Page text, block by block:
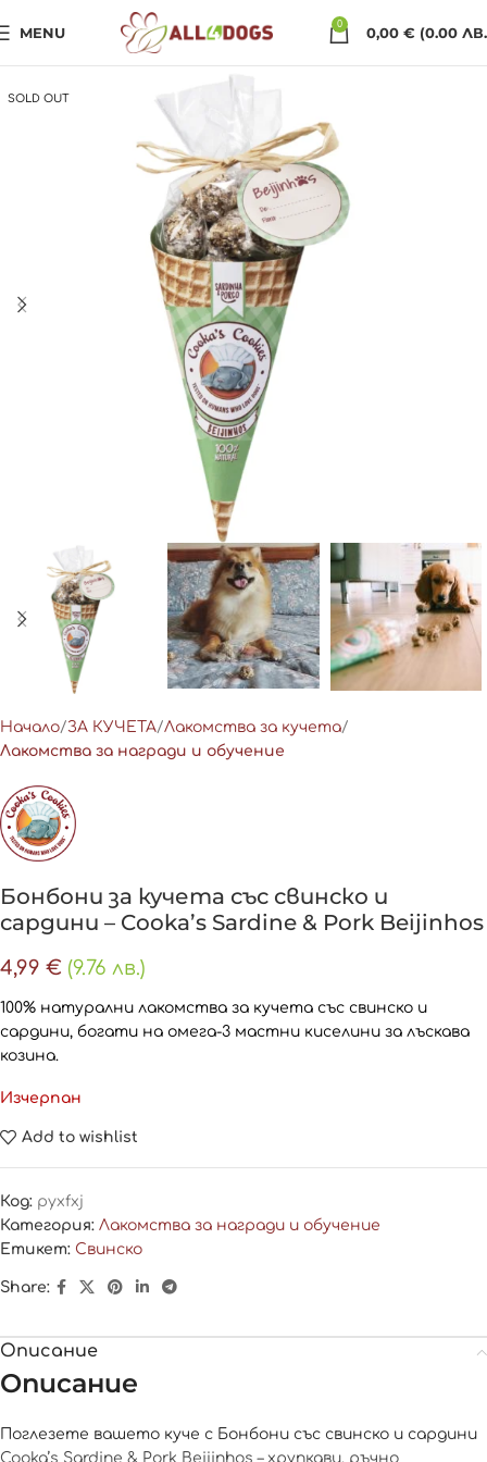
MENU 0 0,00 € (0.00
SOLD OUT
Начало ЗА КУЧЕТА Лакомства за кучета
Лакомства за награди и обучение
Бонбони за кучета със свинско и
сардини – Cooka’s Sardine & Pork Beijinhos
4,99 € (9.76 лв.)
100% натурални лакомства за кучета със свинско и
сардини, богати на омега-3 мастни киселини за лъскава
козина.
Изчерпан
Add to wishlist
Код: pyxfxj
Категория: Лакомства за награди и обучение
Етикет: Свинско
Share:
Описание
Описание
Поглезете вашето куче с Бонбони със свинско и сардини
Cooka’s Sardine & Pork Beijinhos – хрупкави, ръчно